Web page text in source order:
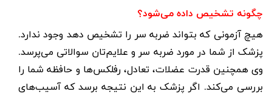
چگونه تشخیص داده می‌شود؟
هیچ آزمونی که بتواند ضربه سر را تشخیص دهد وجود ندارد.
پزشک از شما در مورد ضربه سر و علایم‌‌تان سوالاتی می‌پرسد.
وی همچنین قدرت عضلات، تعادل، رفلکس‌ها و حافظه شما را
بررسی می‌کند. اگر پزشک به این نتیجه برسد که آسیب‌های